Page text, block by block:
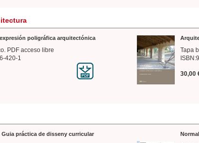
poligráfica arquitectónica
PDF acceso libre
420-1
Tapa
30,00
Guia práctica de disseny curricular